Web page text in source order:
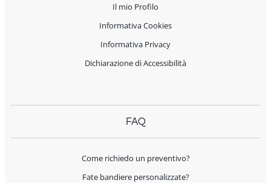
Il mio Profilo
Informativa Cookies
Informativa Privacy
Dichiarazione di Accessibilità
FAQ
Come richiedo un preventivo?
Fate bandiere personalizzate?